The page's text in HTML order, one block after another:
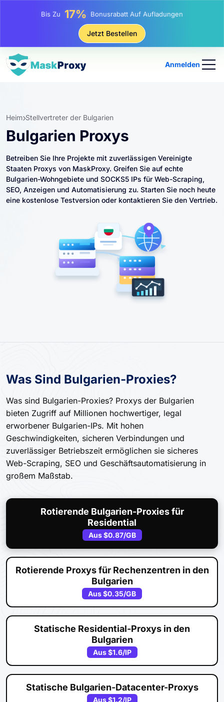
Bis Zu 25% Rabatt Auf Statische IP-Käufe
81% Rabatt Auf Rotierende IP Einkäufe
Jetzt Bestellen
Anmelden
Heim Stellvertreter der Bulgarien
Bulgarien Proxys
Betreiben Sie Ihre Projekte mit zuverlässigen Vereinigte
Staaten Proxys von MaskProxy. Greifen Sie auf echte
Bulgarien-Wohngebiete und SOCKS5 IPs für Web-Scraping,
SEO, Anzeigen und Automatisierung zu. Starten Sie noch heute
eine kostenlose Testversion oder kontaktieren Sie den Vertrieb.
Was Sind Bulgarien-Proxies?
Was sind Bulgarien-Proxies? Proxys der Bulgarien
bieten Zugriff auf Millionen hochwertiger, legal
erworbener Bulgarien-IPs. Mit hohen
Geschwindigkeiten, sicheren Verbindungen und
zuverlässiger Betriebszeit ermöglichen sie sicheres
Web-Scraping, SEO und Geschäftsautomatisierung in
großem Maßstab.
Rotierende Bulgarien-Proxies für
Residential
Aus$0.87/GB
Rotierende Proxys für Rechenzentren in den
Bulgarien
Aus$0.35/GB
Statische Residential-Proxys in den
Bulgarien
Aus$1.6/IP
Statische Bulgarien-Datacenter-Proxys
Aus$1.2/IP